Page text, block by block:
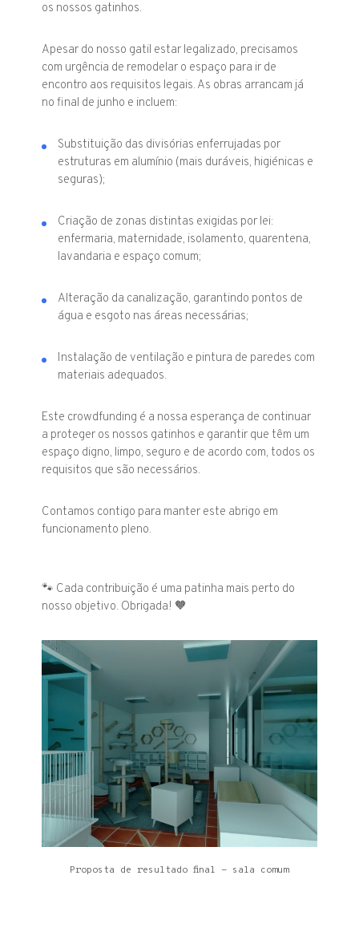
os nossos gatinhos.
Apesar do nosso gatil estar legalizado, precisamos
com urgência de remodelar o espaço para ir de
encontro aos requisitos legais. As obras arrancam já
no final de junho e incluem:
Substituição das divisórias enferrujadas por
estruturas em alumínio (mais duráveis, higiénicas e
seguras);
Criação de zonas distintas exigidas por lei:
enfermaria, maternidade, isolamento, quarentena,
lavandaria e espaço comum;
Alteração da canalização, garantindo pontos de
água e esgoto nas áreas necessárias;
Instalação de ventilação e pintura de paredes com
materiais adequados.
Este crowdfunding é a nossa esperança de continuar
a proteger os nossos gatinhos e garantir que têm um
espaço digno, limpo, seguro e de acordo com, todos os
requisitos que são necessários.
Contamos contigo para manter este abrigo em
funcionamento pleno.
🐾 Cada contribuição é uma patinha mais perto do
nosso objetivo. Obrigada! 🧡
Proposta de resultado final - sala comum